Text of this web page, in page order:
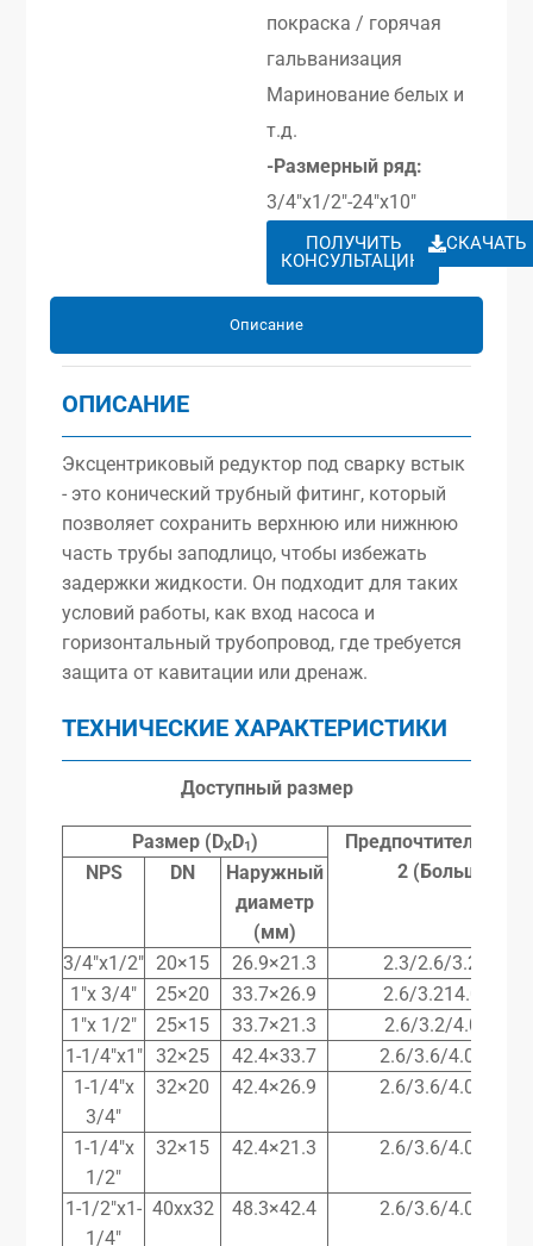
покраска / горячая
гальванизация
Маринование белых и
т.д.
-Размерный ряд:
3/4″x1/2″-24″x10″
ПОЛУЧИТЬ
КОНСУЛЬТАЦИЮ
СКАЧАТЬ
Описание
ОПИСАНИЕ
Эксцентриковый редуктор под сварку встык
- это конический трубный фитинг, который
позволяет сохранить верхнюю или нижнюю
часть трубы заподлицо, чтобы избежать
задержки жидкости. Он подходит для таких
условий работы, как вход насоса и
горизонтальный трубопровод, где требуется
защита от кавитации или дренаж.
ТЕХНИЧЕСКИЕ ХАРАКТЕРИСТИКИ
Доступный размер
Размер (DXD1) Предпочтительный
2 (Большой
NPS DN
Наружный
диаметр
(мм)
3/4″x1/2″ 20×15 26.9×21.3
2.3/2.6/3.214.0/
1″x 3/4″
25×20 33.7×26.9
2.6/3.214.0/4.5/
1″x 1/2″
25×15 33.7×21.3
2.6/3.2/4.0/4.5/
1-1/4″x1″
32×25 42.4×33.7
2.6/3.6/4.0/5.0/
1-1/4″x
3/4″
32×20 42.4×26.9 2.6/3.6/4.0/5.0/
1-1/4″x
1/2″
32×15 42.4×21.3 2.6/3.6/4.0/5.0/
1-1/2″x1-
1/4″
40xx32 48.3×42.4 2.6/3.6/4.0/5.0/